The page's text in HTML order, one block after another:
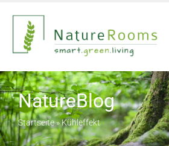
NatureBlog
Startseite»Kühleffekt